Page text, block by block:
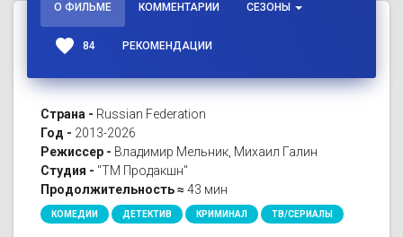
О ФИЛЬМЕ КОММЕНТАРИИ СЕЗОНЫ
favorite 84 РЕКОМЕНДАЦИИ
Страна - Russian Federation
Год - 2013-2026
Режиссер - Владимир Мельник, Михаил Галин
Студия - "ТМ Продакшн"
Продолжительность ≈ 43 мин
КОМЕДИИ ДЕТЕКТИВ КРИМИНАЛ ТВ/СЕРИАЛЫ